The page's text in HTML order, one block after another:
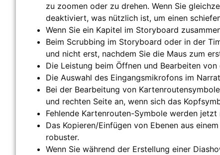
zu zoomen oder zu drehen. Wenn Sie
deaktiviert, was nützlich ist, um einen
Wenn Sie ein Kapitel im Storyboard
Beim Scrubbing im Storyboard oder in der
und nicht erst, nachdem Sie die Maus zum
Die Leistung beim Öffnen und Bearbeiten
Die Auswahl des Eingangsmikrofons im
Bei der Bearbeitung von
und rechten Seite an, wenn sich das
Fehlende Kartenrouten-Symbole werden
Das Kopieren/Einfügen von Ebenen aus
robuster.
Wenn Sie während der Erstellung einer